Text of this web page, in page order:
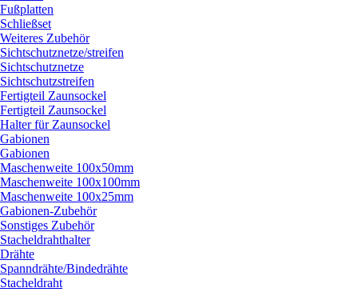
Fußplatten
Schließset
Weiteres Zubehör
Sichtschutznetze/streifen
Sichtschutznetze
Sichtschutzstreifen
Fertigteil Zaunsockel
Fertigteil Zaunsockel
Halter für Zaunsockel
Gabionen
Gabionen
Maschenweite 100x50mm
Maschenweite 100x100mm
Maschenweite 100x25mm
Gabionen-Zubehör
Sonstiges Zubehör
Stacheldrahthalter
Drähte
Spanndrähte/Bindedrähte
Stacheldraht